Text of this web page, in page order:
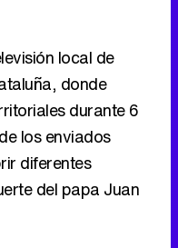
los enviados
del papa Juan
la reportera de la
Directo' de TVE.
y presentó el
desde plató. En